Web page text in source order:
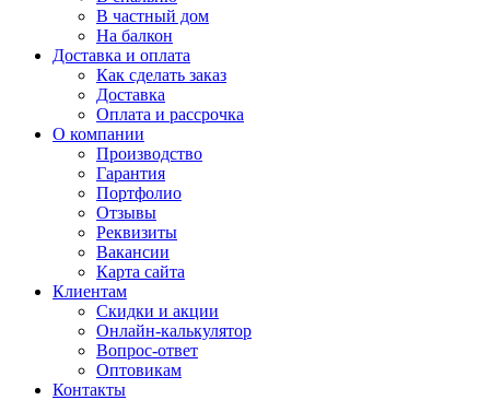
В частный дом
На балкон
Доставка и оплата
Как сделать заказ
Доставка
Оплата и рассрочка
О компании
Производство
Гарантия
Портфолио
Отзывы
Реквизиты
Вакансии
Карта сайта
Клиентам
Скидки и акции
Онлайн-калькулятор
Вопрос-ответ
Оптовикам
Контакты